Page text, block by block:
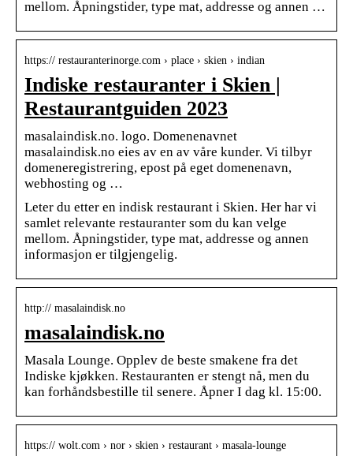
mellom. Åpningstider, type mat, addresse og annen …
https:// restauranterinorge.com › place › skien › indian
Indiske restauranter i Skien |
Restaurantguiden 2023
masalaindisk.no. logo. Domenenavnet
masalaindisk.no eies av en av våre kunder. Vi tilbyr
domeneregistrering, epost på eget domenenavn,
webhosting og …
Leter du etter en indisk restaurant i Skien. Her har vi
samlet relevante restauranter som du kan velge
mellom. Åpningstider, type mat, addresse og annen
informasjon er tilgjengelig.
http:// masalaindisk.no
masalaindisk.no
Masala Lounge. Opplev de beste smakene fra det
Indiske kjøkken. Restauranten er stengt nå, men du
kan forhåndsbestille til senere. Åpner I dag kl. 15:00.
https:// wolt.com › nor › skien › restaurant › masala-lounge